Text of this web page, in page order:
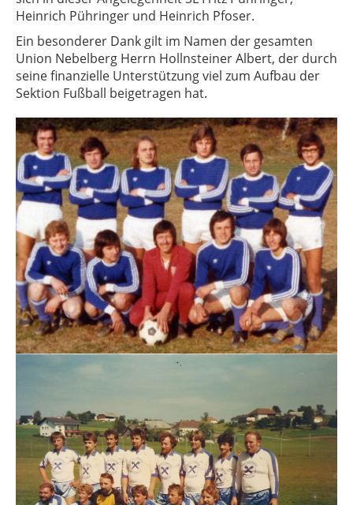
Heinrich Pühringer und Heinrich Pfoser.
Ein besonderer Dank gilt im Namen der gesamten
Union Nebelberg Herrn Hollnsteiner Albert, der durch
seine finanzielle Unterstützung viel zum Aufbau der
Sektion Fußball beigetragen hat.